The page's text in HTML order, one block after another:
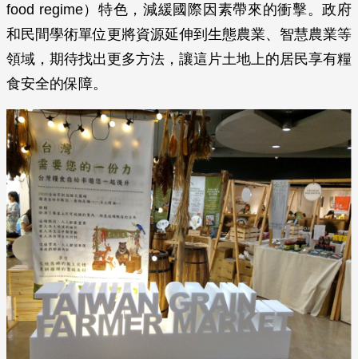
food regime）特色，減緩國際因素帶來的衝擊。政府
和民間學術單位更將資源延伸到生態農業、智慧農業等
領域，期待找出更多方法，讓這片土地上的居民享有糧
食安全的保障。